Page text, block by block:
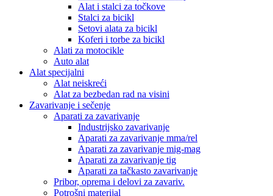
Alat i stalci za točkove
Stalci za bicikl
Setovi alata za bicikl
Koferi i torbe za bicikl
Alati za motocikle
Auto alat
Alat specijalni
Alat neiskreći
Alat za bezbedan rad na visini
Zavarivanje i sečenje
Aparati za zavarivanje
Industrijsko zavarivanje
Aparati za zavarivanje mma/rel
Aparati za zavarivanje mig-mag
Aparati za zavarivanje tig
Aparati za tačkasto zavarivanje
Pribor, oprema i delovi za zavariv.
Potrošni materijal